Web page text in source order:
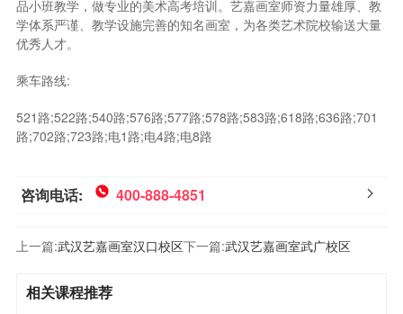
品小班教学，做专业的美术高考培训。艺嘉画室师资力量雄厚、教
学体系严谨、教学设施完善的知名画室，为各类艺术院校输送大量
优秀人才。
乘车路线:
521路;522路;540路;576路;577路;578路;583路;618路;636路;701
路;702路;723路;电1路;电4路;电8路
咨询电话: 400-888-4851
上一篇:武汉艺嘉画室汉口校区下一篇:武汉艺嘉画室武广校区
相关课程推荐